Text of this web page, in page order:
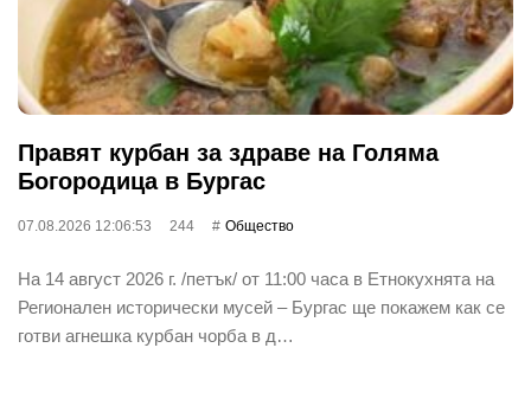
Правят курбан за здраве на Голяма
Богородица в Бургас
07.08.2026 12:06:53 244 Общество
На 14 август 2026 г. /петък/ от 11:00 часа в Етнокухнята на
Регионален исторически мусей – Бургас ще покажем как се
готви агнешка курбан чорба в д…